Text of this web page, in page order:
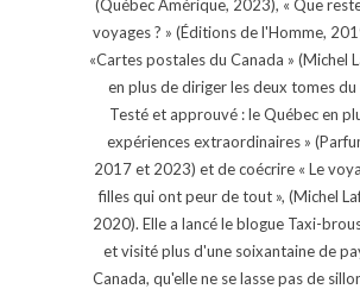
(Québec Amérique, 2023), « Que
voyages ? » (Éditions de l'Homme,
«Cartes postales du Canada » (Michel
en plus de diriger les deux tomes du
Testé et approuvé : le Québec en
expériences extraordinaires »
2017 et 2023) et de coécrire « Le
filles qui ont peur de tout », (Michel
2020). Elle a lancé le blogue Taxi-
et visité plus d'une soixantaine de
Canada, qu'elle ne se lasse pas de